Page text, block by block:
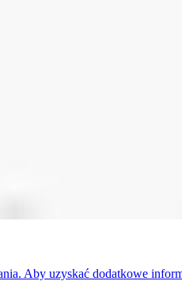
Aby uzyskać dodatkowe